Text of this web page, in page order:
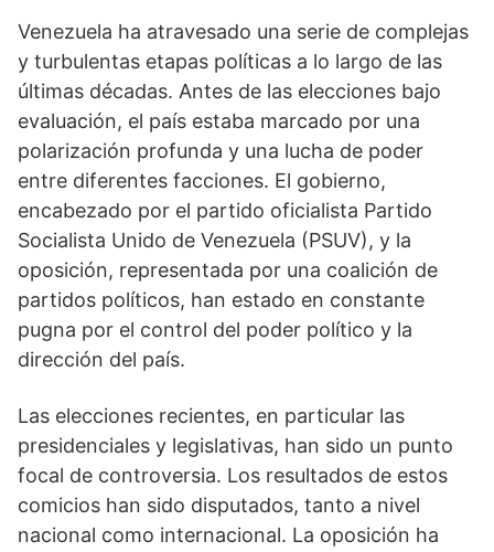
Venezuela ha atravesado una serie de complejas
y turbulentas etapas políticas a lo largo de las
últimas décadas. Antes de las elecciones bajo
evaluación, el país estaba marcado por una
polarización profunda y una lucha de poder
entre diferentes facciones. El gobierno,
encabezado por el partido oficialista Partido
Socialista Unido de Venezuela (PSUV), y la
oposición, representada por una coalición de
partidos políticos, han estado en constante
pugna por el control del poder político y la
dirección del país.
Las elecciones recientes, en particular las
presidenciales y legislativas, han sido un punto
focal de controversia. Los resultados de estos
comicios han sido disputados, tanto a nivel
nacional como internacional. La oposición ha